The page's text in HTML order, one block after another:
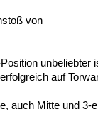
von
unbeliebter
auf
auch Mitte und 3-